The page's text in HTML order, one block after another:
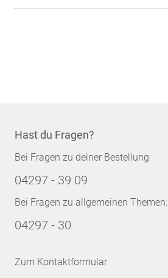
Hast du Fragen?
Bei Fragen zu deiner Bestellung:
04297 - 39 09
Bei Fragen zu allgemeinen Themen:
04297 - 30
Zum Kontaktformular